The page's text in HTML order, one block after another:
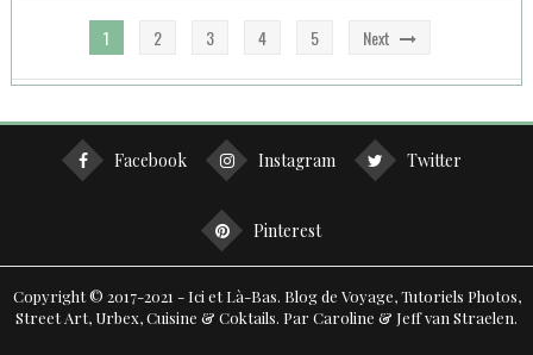
Navigation
des
articles
1 2 3 4 5 Next
Facebook Instagram Twitter
Pinterest
Copyright © 2017-2021 - Ici et Là-Bas. Blog de Voyage, Tutoriels Photos,
Street Art, Urbex, Cuisine & Coktails. Par Caroline & Jeff van Straelen.